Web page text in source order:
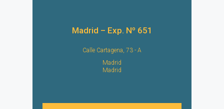
Madrid – Exp. Nº 651
Calle Cartagena, 73 - A
Madrid
Madrid